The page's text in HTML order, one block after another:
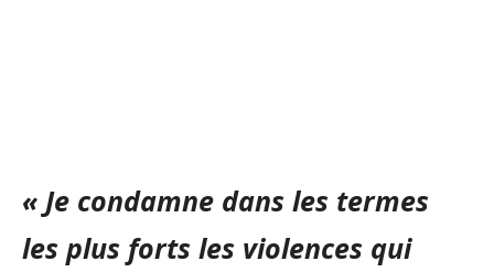
« Je condamne dans les termes
les plus forts les violences qui